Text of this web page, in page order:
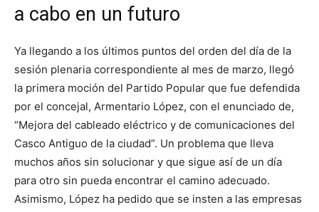
a cabo en un futuro
Ya llegando a los últimos puntos del orden del día de la
sesión plenaria correspondiente al mes de marzo, llegó
la primera moción del Partido Popular que fue defendida
por el concejal, Armentario López, con el enunciado de,
“Mejora del cableado eléctrico y de comunicaciones del
Casco Antiguo de la ciudad”. Un problema que lleva
muchos años sin solucionar y que sigue así de un día
para otro sin pueda encontrar el camino adecuado.
Asimismo, López ha pedido que se insten a las empresas